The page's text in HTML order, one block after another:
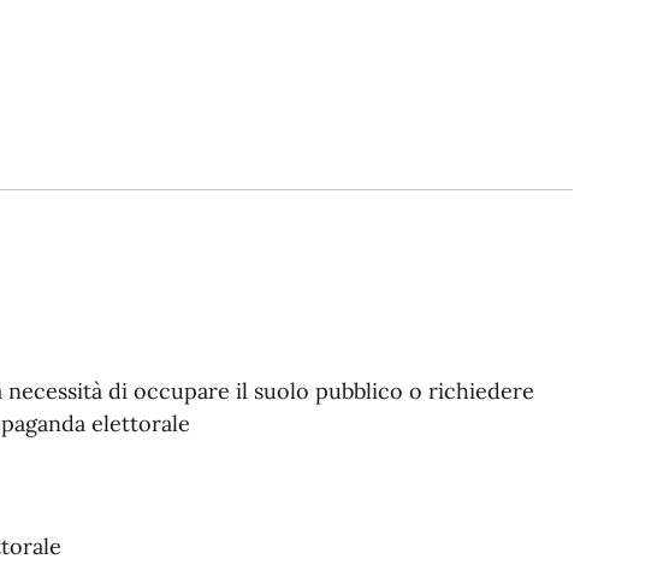
di occupare il suolo pubblico o richiedere
elettorale